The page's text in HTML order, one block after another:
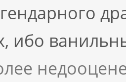
ибо